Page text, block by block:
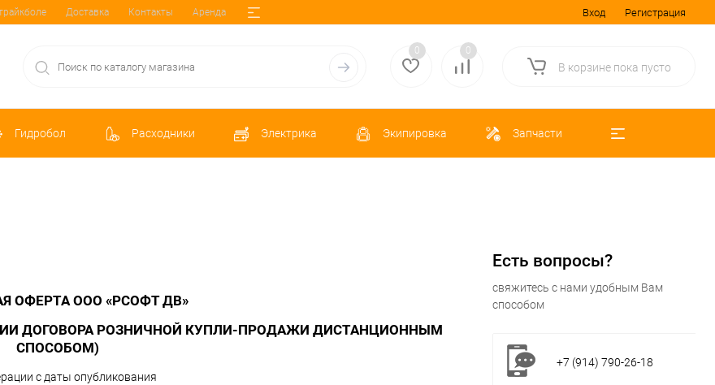
Доставка Контакты Аренда Вход Регистрация
0 0
В корзине пока пусто
Гидробол Расходники Электрика Экипировка Запчасти
ОФЕРТА ООО «РСОФТ ДВ»
ДОГОВОРА РОЗНИЧНОЙ КУПЛИ-ПРОДАЖИ ДИСТАНЦИОННЫМ
СПОСОБОМ)
с даты опубликования
Есть вопросы?
свяжитесь с нами удобным Вам
способом
+7 (914) 790-26-18